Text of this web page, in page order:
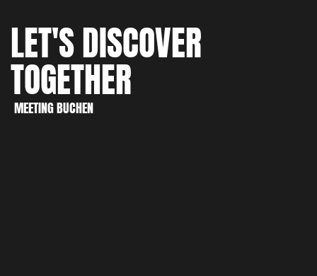
LET'S DISCOVER
WORK
CREATE
TOGETHER
MEETING BUCHEN